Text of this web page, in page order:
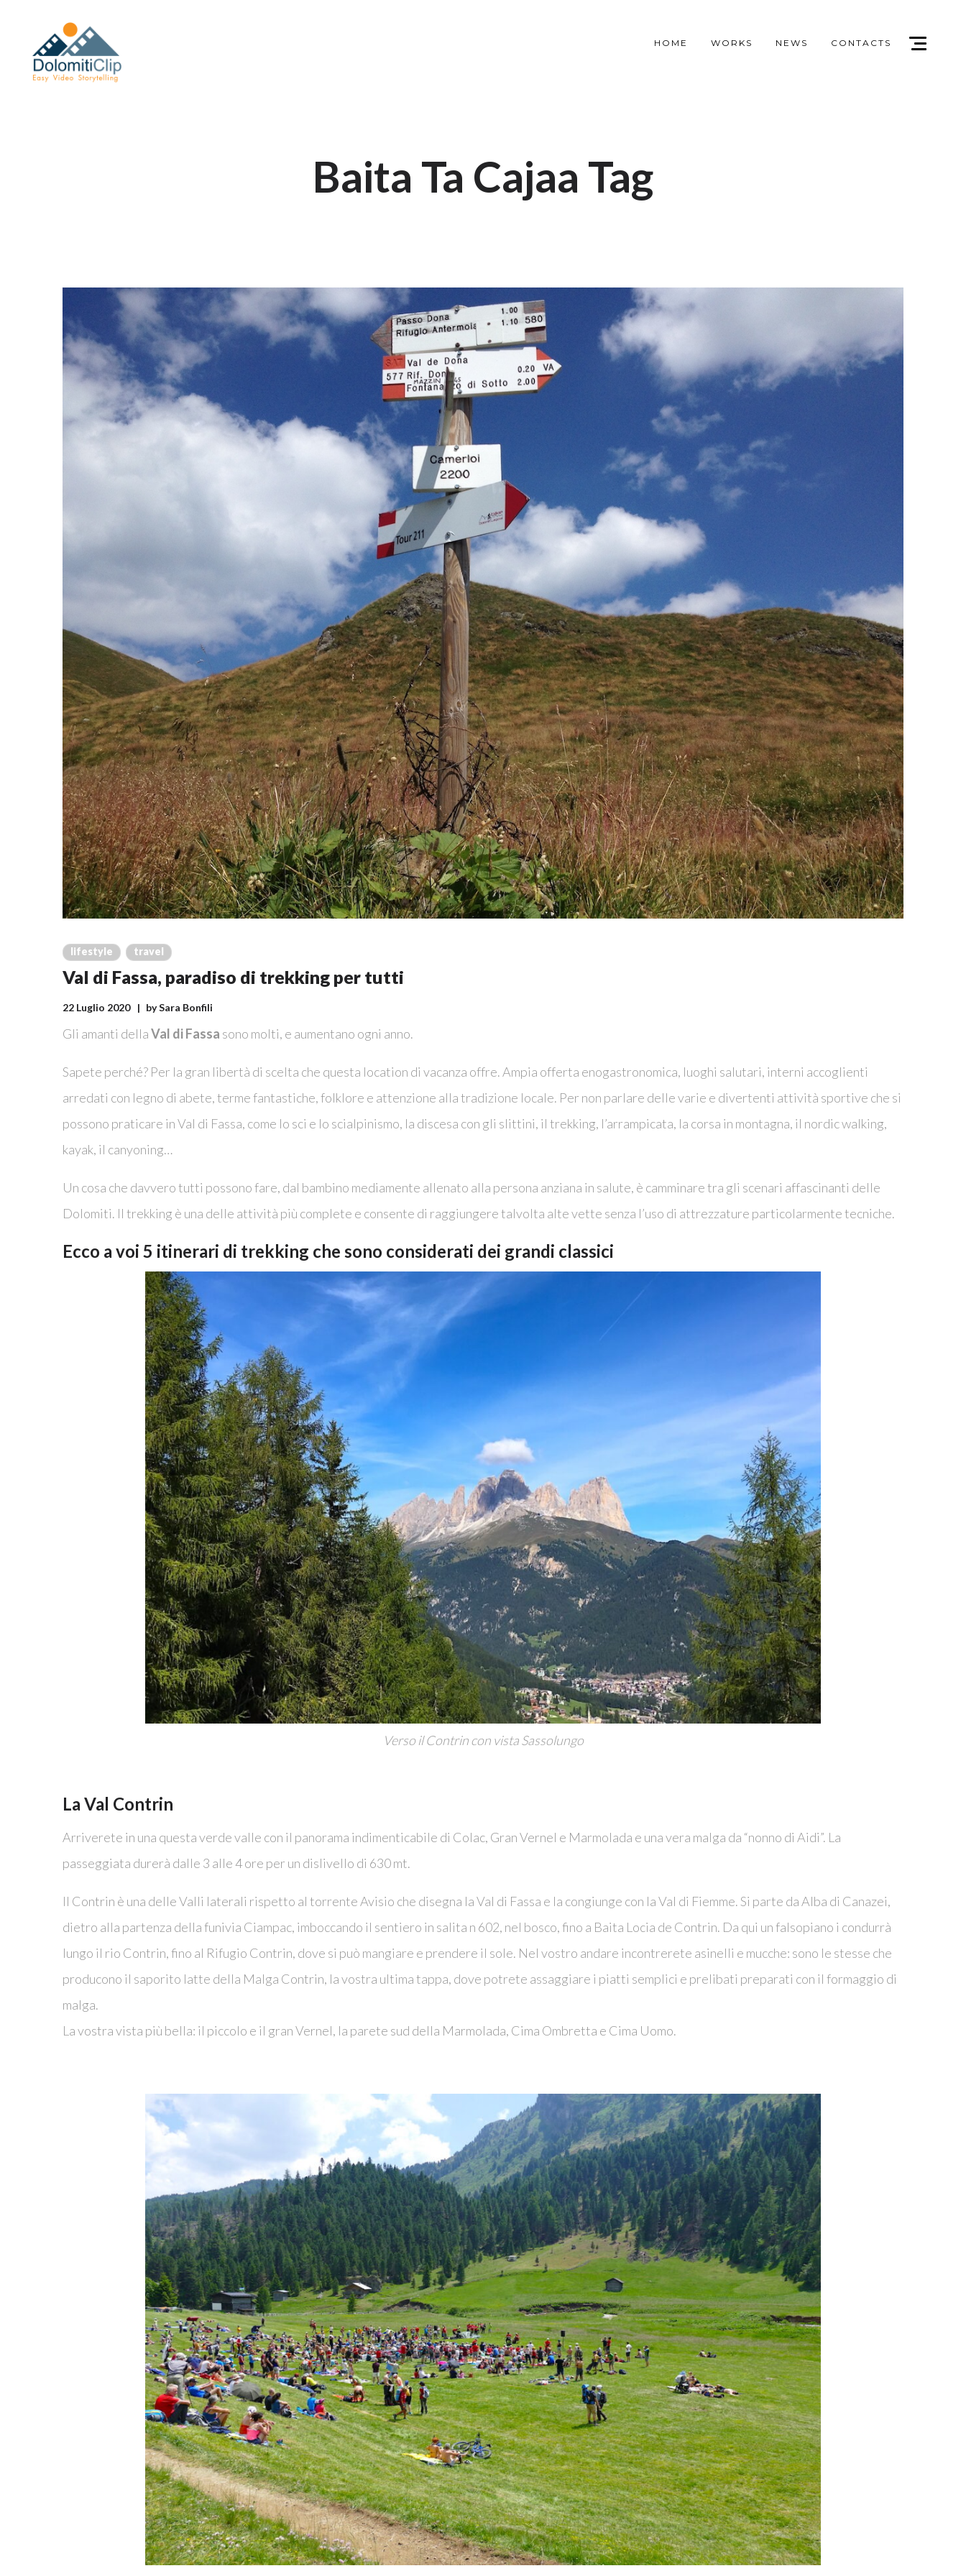
HOME WORKS NEWS CONTACTS
Baita Ta Cajaa Tag
lifestyle travel
Val di Fassa, paradiso di trekking per tutti
22 Luglio 2020 bySara Bonfili
Gli amanti dellaVal di Fassa sono molti, e aumentano ogni anno.
Sapete perché? Per la gran libertà di scelta che questa location di vacanza offre. Ampia offerta enogastronomica, luoghi salutari, interni accoglienti
arredati con legno di abete, terme fantastiche, folklore e attenzione alla tradizione locale. Per non parlare delle varie e divertenti attività sportive che si
possono praticare in Val di Fassa, come lo sci e lo scialpinismo, la discesa con gli slittini, il trekking, l’arrampicata, la corsa in montagna, il nordic walking,
kayak, il canyoning…
Un cosa che davvero tutti possono fare, dal bambino mediamente allenato alla persona anziana in salute, è camminare tra gli scenari affascinanti delle
Dolomiti. Il trekking è una delle attività più complete e consente di raggiungere talvolta alte vette senza l’uso di attrezzature particolarmente tecniche.
Ecco a voi 5 itinerari di trekking che sono considerati dei grandi classici
Verso il Contrin con vista Sassolungo
La Val Contrin
Arriverete in una questa verde valle con il panorama indimenticabile di Colac, Gran Vernel e Marmolada e una vera malga da “nonno di Aidi”. La
passeggiata durerà dalle 3 alle 4 ore per un dislivello di 630 mt.
Il Contrin è una delle Valli laterali rispetto al torrente Avisio che disegna la Val di Fassa e la congiunge con la Val di Fiemme. Si parte da Alba di Canazei,
dietro alla partenza della funivia Ciampac, imboccando il sentiero in salita n 602, nel bosco, fino a Baita Locia de Contrin. Da qui un falsopiano i condurrà
lungo il rio Contrin, fino al Rifugio Contrin, dove si può mangiare e prendere il sole. Nel vostro andare incontrerete asinelli e mucche: sono le stesse che
producono il saporito latte della Malga Contrin, la vostra ultima tappa, dove potrete assaggiare i piatti semplici e prelibati preparati con il formaggio di
malga.
La vostra vista più bella: il piccolo e il gran Vernel, la parete sud della Marmolada, Cima Ombretta e Cima Uomo.